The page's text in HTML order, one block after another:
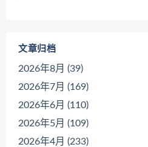
文章归档
2026年8月 (39)
2026年7月 (169)
2026年6月 (110)
2026年5月 (109)
2026年4月 (233)